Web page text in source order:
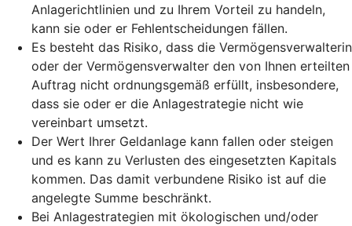
Anlagerichtlinien und zu Ihrem Vorteil zu handeln,
kann sie oder er Fehlentscheidungen fällen.
Es besteht das Risiko, dass die Vermögensverwalterin
oder der Vermögensverwalter den von Ihnen erteilten
Auftrag nicht ordnungsgemäß erfüllt, insbesondere,
dass sie oder er die Anlagestrategie nicht wie
vereinbart umsetzt.
Der Wert Ihrer Geldanlage kann fallen oder steigen
und es kann zu Verlusten des eingesetzten Kapitals
kommen. Das damit verbundene Risiko ist auf die
angelegte Summe beschränkt.
Bei Anlagestrategien mit ökologischen und/oder